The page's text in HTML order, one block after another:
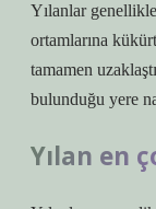
Yılanlar
ortamlarına
tamamen
bulunduğu yere
Yılan en